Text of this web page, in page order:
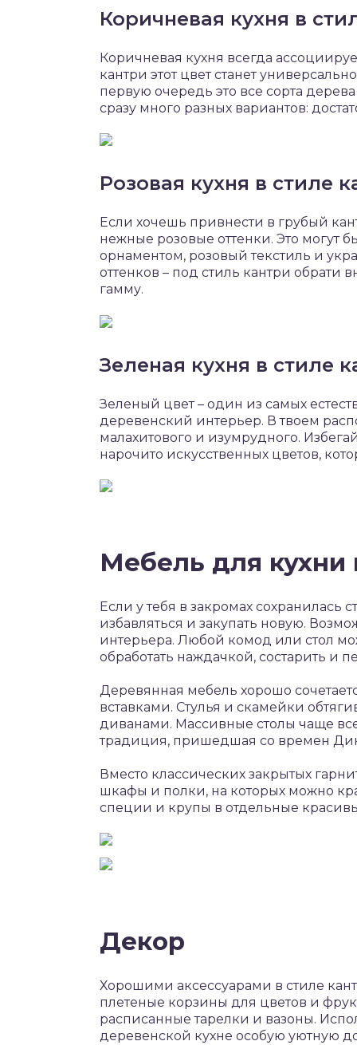
Коричневая кухня в
Коричневая кухня всегда
кантри этот цвет станет
первую очередь это все сорта
сразу много разных вариантов:
Розовая кухня в стиле
Если хочешь привнести в грубый
нежные розовые оттенки. Это могут
орнаментом, розовый текстиль и
оттенков – под стиль кантри
гамму.
Зеленая кухня в стиле
Зеленый цвет – один из самых
деревенский интерьер. В твоем
малахитового и изумрудного.
нарочито искусственных цветов,
Мебель для кухни
Если у тебя в закромах сохранилась
избавляться и закупать новую.
интерьера. Любой комод или стол
обработать наждачкой, состарить и
Деревянная мебель хорошо
вставками. Стулья и скамейки
диванами. Массивные столы чаще
традиция, пришедшая со времен
Вместо классических закрытых
шкафы и полки, на которых можно
специи и крупы в отдельные
Декор
Хорошими аксессуарами в стиле
плетеные корзины для цветов и
расписанные тарелки и вазоны.
деревенской кухне особую уютную